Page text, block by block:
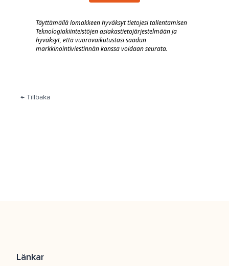
Täyttämällä lomakkeen hyväksyt tietojesi tallentamisen
Teknologiakiinteistöjen asiakastietojärjestelmäänja
hyväksyt, että vuorovaikutustasi saadun
markkinointiviestinnän kanssa voidaan seurata.
← Tillbaka
Länkar